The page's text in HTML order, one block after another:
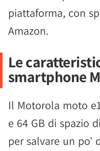
piattaforma, con
Amazon.
Le
smartphone
Il Motorola moto
e 64 GB di spazio
per salvare un po'